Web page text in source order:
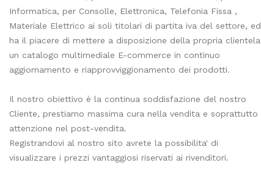
Informatica, per Consolle, Elettronica, Telefonia Fissa ,
Materiale Elettrico ai soli titolari di partita iva del settore, ed
ha il piacere di mettere a disposizione della propria clientela
un catalogo multimediale E-commerce in continuo
aggiornamento e riapprovviggionamento dei prodotti.
Il nostro obiettivo è la continua soddisfazione del nostro
Cliente, prestiamo massima cura nella vendita e soprattutto
attenzione nel post-vendita.
Registrandovi al nostro sito avrete la possibilita' di
visualizzare i prezzi vantaggiosi riservati ai rivenditori.